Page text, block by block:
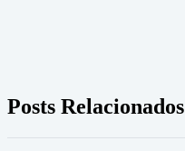
Posts Relacionados